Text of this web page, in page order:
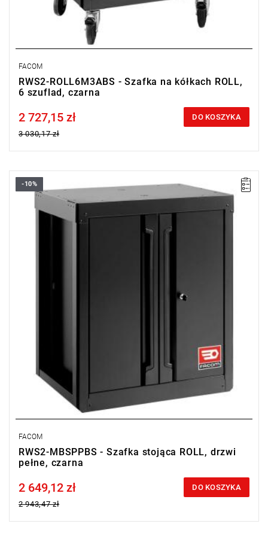
FACOM
RWS2-ROLL6M3ABS - Szafka na kółkach ROLL,
6 szuflad, czarna
Price tax included
2 727,15 zł
3 030,17 zł
DO KOSZYKA
-10%
FACOM
RWS2-MBSPPBS - Szafka stojąca ROLL, drzwi
pełne, czarna
Price tax included
2 649,12 zł
2 943,47 zł
DO KOSZYKA